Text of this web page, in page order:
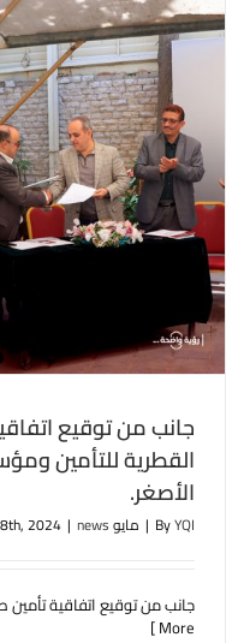
جانب من توقيع
القطرية للتأمين
الأصغر.
ByYQI
| مايو 18th, 2024 | news
More ]